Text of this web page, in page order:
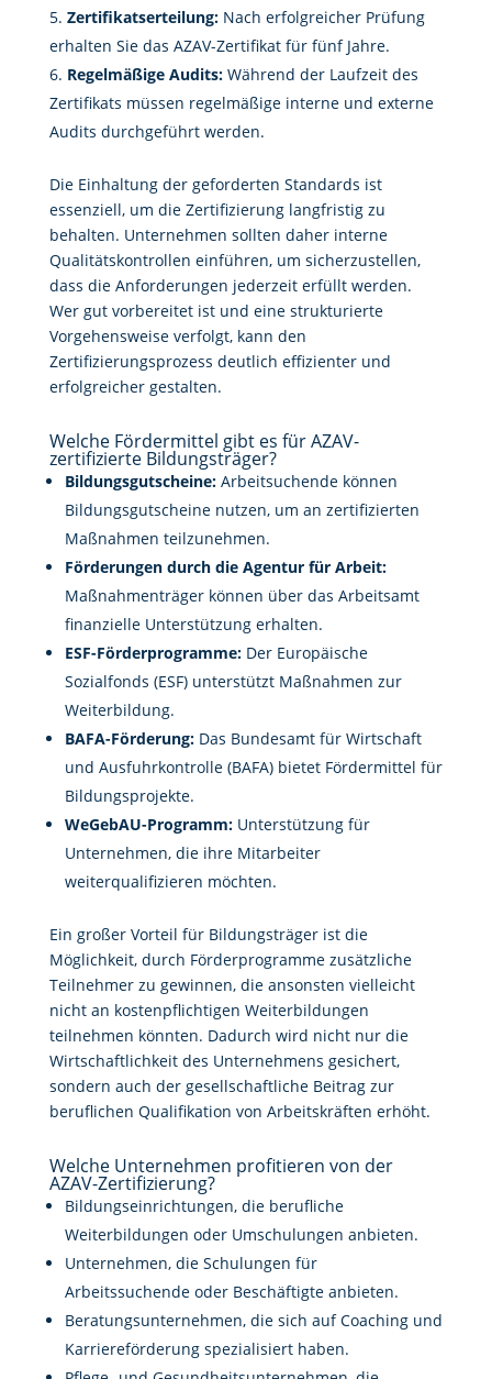
Zertifikatserteilung:Nach erfolgreicher Prüfung
erhalten Sie das AZAV-Zertifikat für fünf Jahre.
Regelmäßige Audits:Während der Laufzeit des
Zertifikats müssen regelmäßige interne und externe
Audits durchgeführt werden.
Die Einhaltung der geforderten Standards ist
essenziell, um die Zertifizierung langfristig zu
behalten. Unternehmen sollten daher interne
Qualitätskontrollen einführen, um sicherzustellen,
dass die Anforderungen jederzeit erfüllt werden.
Wer gut vorbereitet ist und eine strukturierte
Vorgehensweise verfolgt, kann den
Zertifizierungsprozess deutlich effizienter und
erfolgreicher gestalten.
Welche Fördermittel gibt es für AZAV-
zertifizierte Bildungsträger?
Bildungsgutscheine:Arbeitsuchende können
Bildungsgutscheine nutzen, um an zertifizierten
Maßnahmen teilzunehmen.
Förderungen durch die Agentur für Arbeit:
Maßnahmenträger können über das Arbeitsamt
finanzielle Unterstützung erhalten.
ESF-Förderprogramme:Der Europäische
Sozialfonds (ESF) unterstützt Maßnahmen zur
Weiterbildung.
BAFA-Förderung:Das Bundesamt für Wirtschaft
und Ausfuhrkontrolle (BAFA) bietet Fördermittel für
Bildungsprojekte.
WeGebAU-Programm:Unterstützung für
Unternehmen, die ihre Mitarbeiter
weiterqualifizieren möchten.
Ein großer Vorteil für Bildungsträger ist die
Möglichkeit, durch Förderprogramme zusätzliche
Teilnehmer zu gewinnen, die ansonsten vielleicht
nicht an kostenpflichtigen Weiterbildungen
teilnehmen könnten. Dadurch wird nicht nur die
Wirtschaftlichkeit des Unternehmens gesichert,
sondern auch der gesellschaftliche Beitrag zur
beruflichen Qualifikation von Arbeitskräften erhöht.
Welche Unternehmen profitieren von der
AZAV-Zertifizierung?
Bildungseinrichtungen, die berufliche
Weiterbildungen oder Umschulungen anbieten.
Unternehmen, die Schulungen für
Arbeitssuchende oder Beschäftigte anbieten.
Beratungsunternehmen, die sich auf Coaching und
Karriereförderung spezialisiert haben.